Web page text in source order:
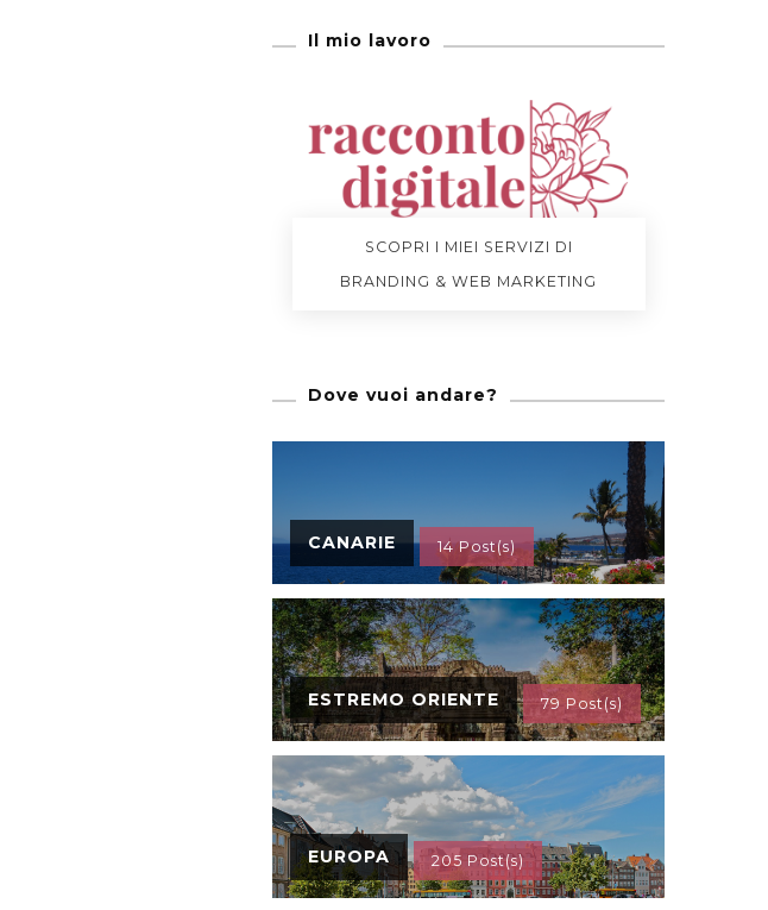
Il mio lavoro
SCOPRI I MIEI SERVIZI DI
BRANDING & WEB MARKETING
Dove vuoi andare?
CANARIE 14 Post(s)
ESTREMO ORIENTE 79 Post(s)
EUROPA 205 Post(s)